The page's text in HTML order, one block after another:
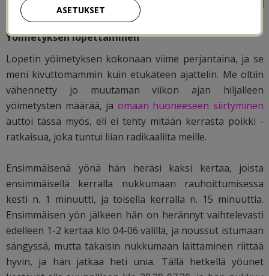
Yöimetyksen lopettaminen
Lopetin yöimetyksen kokonaan viime perjantaina, ja se
meni kivuttomammin kuin etukäteen ajattelin. Me oltiin
vähennetty jo muutaman viikon ajan hiljalleen
yöimetysten määrää, ja omaan huoneeseen siirtyminen
auttoi tässä myös, eli ei tehty mitään kerrasta poikki -
ratkaisua, joka tuntui liian radikaalilta meille.
Ensimmäisenä yönä hän heräsi kaksi kertaa, joista
ensimmäisellä kerralla nukkumaan rauhoittumisessa
kesti n. 1 minuutti, ja toisella kerralla n. 15 minuuttia.
Ensimmäisen yön jälkeen hän on herännyt vaihtelevasti
edelleen 1-2 kertaa klo 04-06 välillä, ja noussut istumaan
sängyssä, mutta takaisin nukkumaan laittaminen riittää
hyvin, ja hän jatkaa heti unia. Tällä hetkellä yöunet
ASETUKSET